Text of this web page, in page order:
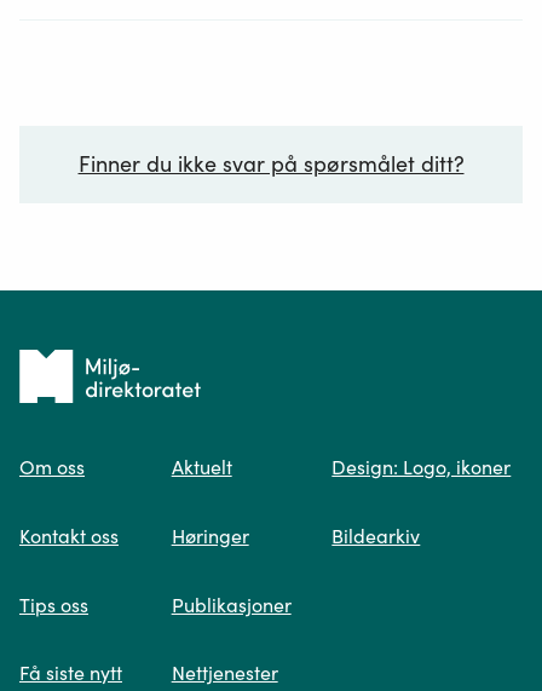
Finner du ikke svar på spørsmålet ditt?
Spør oss
søk og viser deg vår mest relevante
Tilbake
forsiden
Om oss
Kontakt oss
Tips oss
Få siste nytt
Aktuelt
Høringer
Publikasjoner
Nettjenester
Design: Logo, ikoner
Bildearkiv